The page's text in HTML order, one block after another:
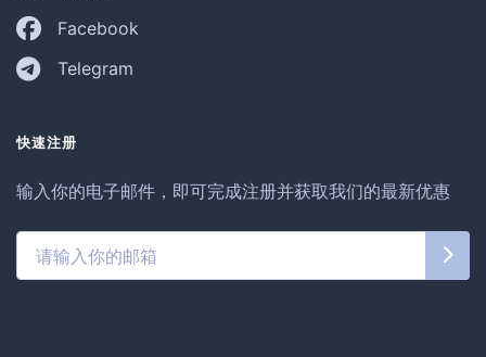
Facebook
Telegram
快速注册
输入你的电子邮件，即可完成注册并获取我们的最新优惠